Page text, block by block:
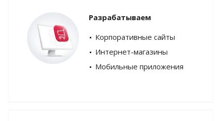
Разрабатываем
Корпоративные сайты
Интернет-магазины
Мобильные приложения